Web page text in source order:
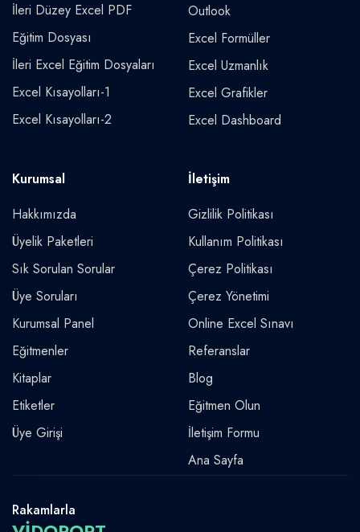
İleri Düzey Excel PDF
Eğitim Dosyası
İleri Excel Eğitim Dosyaları
Excel Kısayolları-1
Excel Kısayolları-2
Outlook
Excel Formüller
Excel Uzmanlık
Excel Grafikler
Excel Dashboard
Kurumsal
Hakkımızda
Üyelik Paketleri
Sık Sorulan Sorular
Üye Soruları
Kurumsal Panel
Eğitmenler
Kitaplar
Etiketler
Üye Girişi
İletişim
Gizlilik Politikası
Kullanım Politikası
Çerez Politikası
Çerez Yönetimi
Online Excel Sınavı
Referanslar
Blog
Eğitmen Olun
İletişim Formu
Ana Sayfa
Rakamlarla